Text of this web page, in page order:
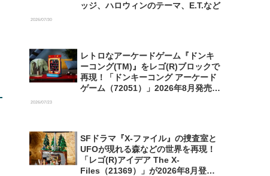
ッジ、ハロウィンのテーマ、E.T.など
2026/07/30
レトロなアーケードゲーム『ドンキ
ーコング(TM)』をレゴ(R)ブロックで
再現！「ドンキーコング アーケード
ゲーム（72051）」2026年8月発売
2026/07/23
SFドラマ『X-ファイル』の捜査室と
UFOが現れる森などの世界を再現！
「レゴ(R)アイデア The X-
Files（21369）」が2026年8月登場